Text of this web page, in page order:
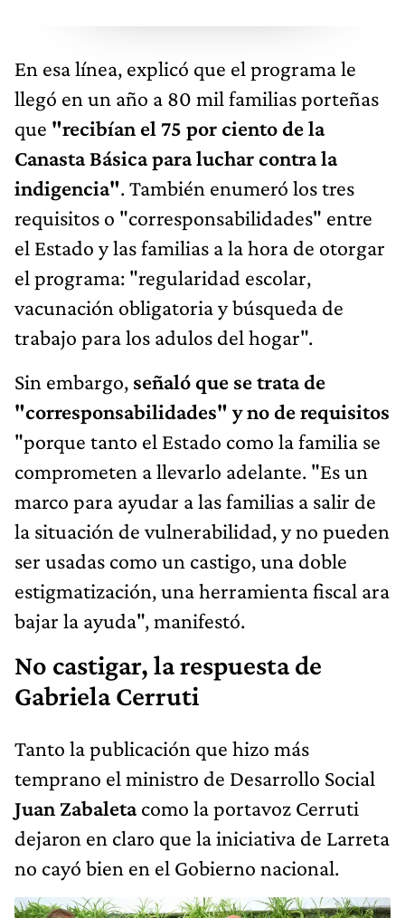
En esa línea, explicó que el programa le
llegó en un año a 80 mil familias porteñas
que "recibían el 75 por ciento de la
Canasta Básica para luchar contra la
indigencia". También enumeró los tres
requisitos o "corresponsabilidades" entre
el Estado y las familias a la hora de otorgar
el programa: "regularidad escolar,
vacunación obligatoria y búsqueda de
trabajo para los adulos del hogar".
Sin embargo, señaló que se trata de
"corresponsabilidades" y no de requisitos
"porque tanto el Estado como la familia se
comprometen a llevarlo adelante. "Es un
marco para ayudar a las familias a salir de
la situación de vulnerabilidad, y no pueden
ser usadas como un castigo, una doble
estigmatización, una herramienta fiscal ara
bajar la ayuda", manifestó.
No castigar, la respuesta de
Gabriela Cerruti
Tanto la publicación que hizo más
temprano el ministro de Desarrollo Social
Juan Zabaletacomo la portavoz Cerruti
dejaron en claro que la iniciativa de Larreta
no cayó bien en el Gobierno nacional.